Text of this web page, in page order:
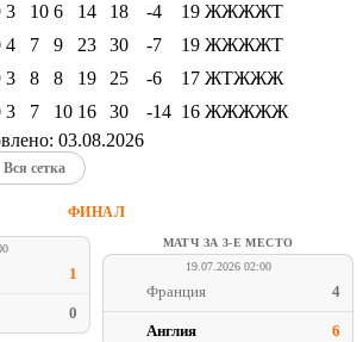
3 10 6 14 18 -4 19 ЖЖЖЖТ
4 7 9 23 30 -7 19 ЖЖЖЖТ
3 8 8 19 25 -6 17 ЖТЖЖЖ
3 7 10 16 30 -14 16 ЖЖЖЖЖ
03.08.2026
Вся сетка
ФИНАЛ
1
0
МАТЧ ЗА 3-Е МЕСТО
19.07.2026 02:00
Франция 4
Англия 6